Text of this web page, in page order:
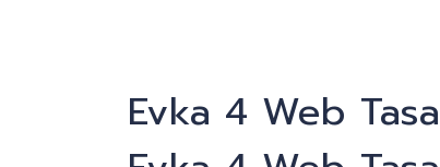
Evka 4 Web